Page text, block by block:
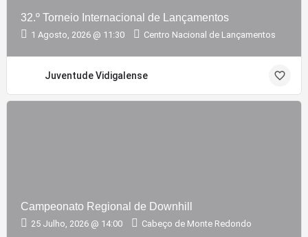
32.º Torneio Internacional de Lançamentos
1 Agosto, 2026 @ 11:30 Centro Nacional de Lançamentos
Juventude Vidigalense
Campeonato Regional de Downhill
25 Julho, 2026 @ 14:00 Cabeço de Monte Redondo